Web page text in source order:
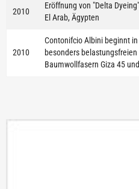
2010
Eröffnung von "Delta
El Arab, Ägypten
2010
Contonifcio Albini beginnt
besonders belastungsfreien
Baumwollfasern Giza 45